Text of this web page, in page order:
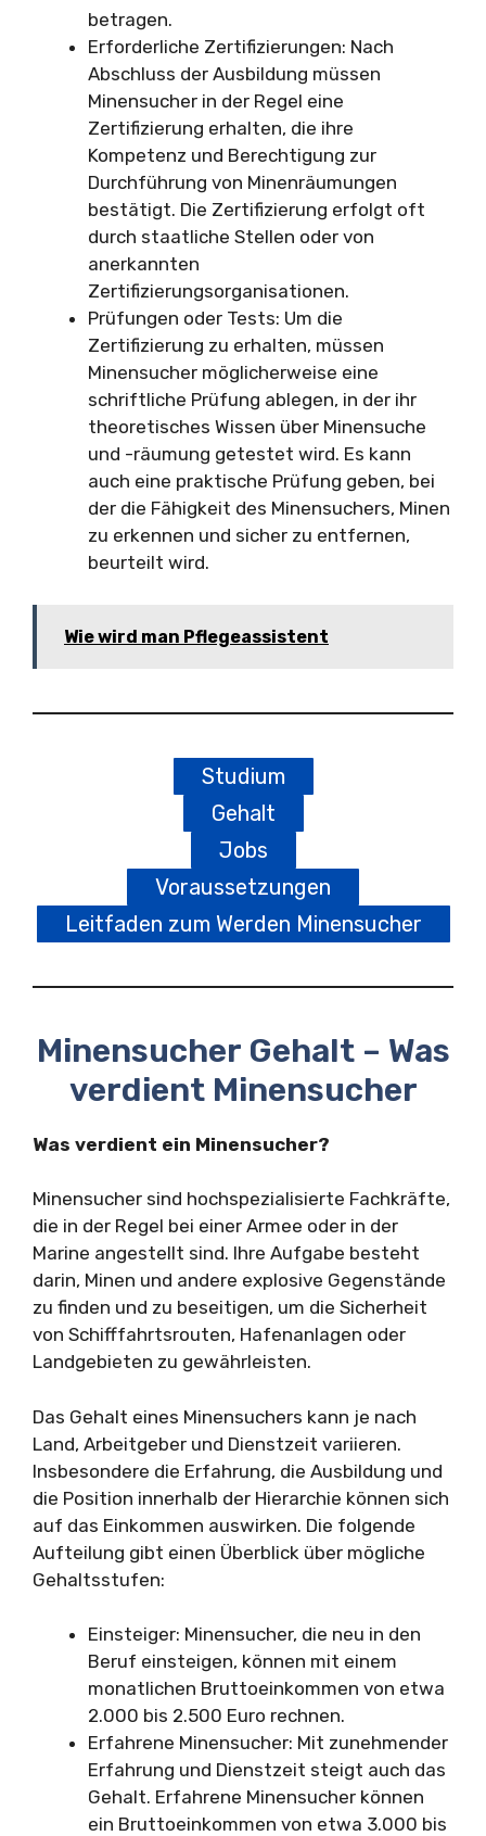
betragen.
Erforderliche Zertifizierungen: Nach
Abschluss der Ausbildung müssen
Minensucher in der Regel eine
Zertifizierung erhalten, die ihre
Kompetenz und Berechtigung zur
Durchführung von Minenräumungen
bestätigt. Die Zertifizierung erfolgt oft
durch staatliche Stellen oder von
anerkannten
Zertifizierungsorganisationen.
Prüfungen oder Tests: Um die
Zertifizierung zu erhalten, müssen
Minensucher möglicherweise eine
schriftliche Prüfung ablegen, in der ihr
theoretisches Wissen über Minensuche
und -räumung getestet wird. Es kann
auch eine praktische Prüfung geben, bei
der die Fähigkeit des Minensuchers, Minen
zu erkennen und sicher zu entfernen,
beurteilt wird.
Wie wird man Pflegeassistent
Studium
Gehalt
Jobs
Voraussetzungen
Leitfaden zum Werden Minensucher
Minensucher Gehalt – Was
verdient Minensucher
Was verdient ein Minensucher?
Minensucher sind hochspezialisierte Fachkräfte,
die in der Regel bei einer Armee oder in der
Marine angestellt sind. Ihre Aufgabe besteht
darin, Minen und andere explosive Gegenstände
zu finden und zu beseitigen, um die Sicherheit
von Schifffahrtsrouten, Hafenanlagen oder
Landgebieten zu gewährleisten.
Das Gehalt eines Minensuchers kann je nach
Land, Arbeitgeber und Dienstzeit variieren.
Insbesondere die Erfahrung, die Ausbildung und
die Position innerhalb der Hierarchie können sich
auf das Einkommen auswirken. Die folgende
Aufteilung gibt einen Überblick über mögliche
Gehaltsstufen:
Einsteiger: Minensucher, die neu in den
Beruf einsteigen, können mit einem
monatlichen Bruttoeinkommen von etwa
2.000 bis 2.500 Euro rechnen.
Erfahrene Minensucher: Mit zunehmender
Erfahrung und Dienstzeit steigt auch das
Gehalt. Erfahrene Minensucher können
ein Bruttoeinkommen von etwa 3.000 bis